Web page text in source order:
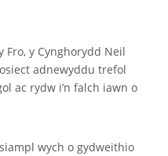
Fro, y Cynghorydd Neil
adnewyddu trefol
ac rydw i’n falch iawn o
wych o gydweithio